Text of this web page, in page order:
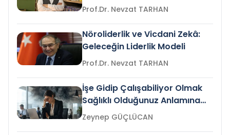
Prof.Dr. Nevzat TARHAN
Nöroliderlik ve Vicdani Zekâ:
Geleceğin Liderlik Modeli
Prof.Dr. Nevzat TARHAN
İşe Gidip Çalışabiliyor Olmak
Sağlıklı Olduğunuz Anlamına
Gelir mi?Zeynep GÜÇLÜCAN